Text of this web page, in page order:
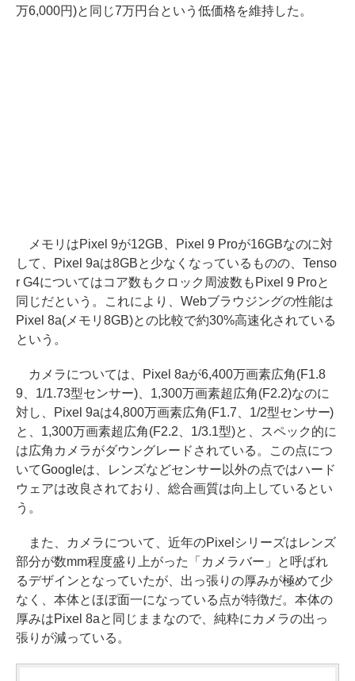
万6,000円)と同じ7万円台という低価格を維持した。
メモリはPixel 9が12GB、Pixel 9 Proが16GBなのに対
して、Pixel 9aは8GBと少なくなっているものの、Tenso
r G4についてはコア数もクロック周波数もPixel 9 Proと
同じだという。これにより、Webブラウジングの性能は
Pixel 8a(メモリ8GB)との比較で約30%高速化されている
という。
カメラについては、Pixel 8aが6,400万画素広角(F1.8
9、1/1.73型センサー)、1,300万画素超広角(F2.2)なのに
対し、Pixel 9aは4,800万画素広角(F1.7、1/2型センサー)
と、1,300万画素超広角(F2.2、1/3.1型)と、スペック的に
は広角カメラがダウングレードされている。この点につ
いてGoogleは、レンズなどセンサー以外の点ではハード
ウェアは改良されており、総合画質は向上しているとい
う。
また、カメラについて、近年のPixelシリーズはレンズ
部分が数mm程度盛り上がった「カメラバー」と呼ばれ
るデザインとなっていたが、出っ張りの厚みが極めて少
なく、本体とほぼ面一になっている点が特徴だ。本体の
厚みはPixel 8aと同じままなので、純粋にカメラの出っ
張りが減っている。